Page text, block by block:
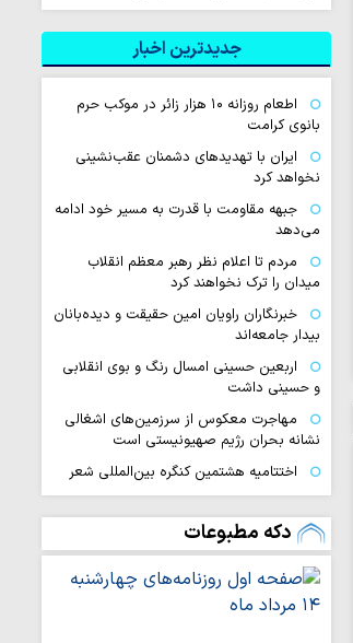
جدیدترین اخبار
اطعام روزانه ۱۰ هزار زائر در موکب حرم
بانوی کرامت
ایران با تهدیدهای دشمنان عقب‌نشینی
نخواهد کرد
جبهه مقاومت با قدرت به مسیر خود ادامه
می‌دهد
مردم تا اعلام نظر رهبر معظم انقلاب
میدان را ترک نخواهند کرد
خبرنگاران راویان امین حقیقت و دیده‌بانان
بیدار جامعه‌اند
اربعین حسینی امسال رنگ و بوی انقلابی
و حسینی داشت
مهاجرت معکوس از سرزمین‌های اشغالی
نشانه بحران رژیم صهیونیستی است
اختتامیه هشتمین کنگره بین‌المللی شعر
زنان عاشورایی در مشهد برگزار…
ایران قوی با هم‌افزایی قدرت میدانی و
دیپلماسی هوشمند شکل می‌گیرد
اقتدار امروز کشور ثمره حضور مردم در
صحنه و توانمندی نیروهای مسلح است
دکه مطبوعات